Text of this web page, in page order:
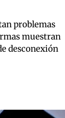
problemas
muestran
desconexión